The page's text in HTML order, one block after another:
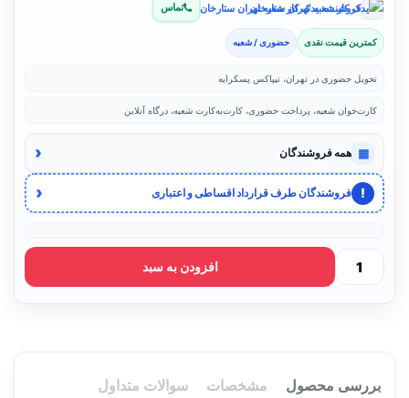
فروشنده: یدک کار شعبه تهران ستارخان تماس
کمترین قیمت نقدی حضوری / شعبه
تحویل حضوری در تهران، تیپاکس پسکرایه
کارت‌خوان شعبه، پرداخت حضوری، کارت‌به‌کارت شعبه، درگاه آنلاین
▦ همه فروشندگان ‹
! فروشندگان طرف قرارداد اقساطی و اعتباری ‹
افزودن به سبد
بررسی محصول مشخصات سوالات متداول